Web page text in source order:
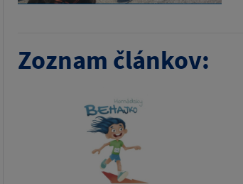
Zoznam článkov: